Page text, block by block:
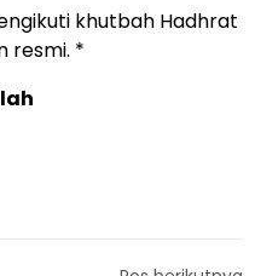
khutbah Hadhrat
resmi. *